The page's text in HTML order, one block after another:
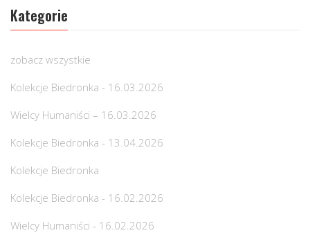
Kategorie
zobacz wszystkie
Kolekcje Biedronka - 16.03.2026
Wielcy Humaniści – 16.03.2026
Kolekcje Biedronka - 13.04.2026
Kolekcje Biedronka
Kolekcje Biedronka - 16.02.2026
Wielcy Humaniści - 16.02.2026